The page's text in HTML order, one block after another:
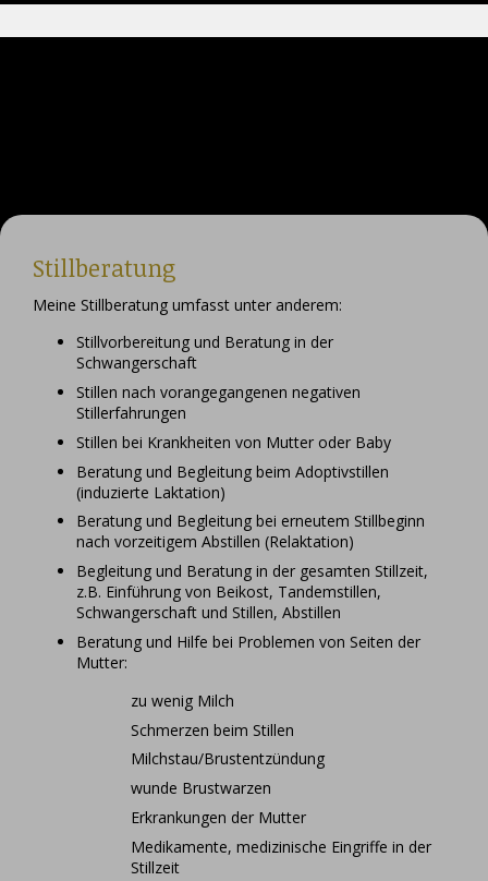
Stillberatung
Meine Stillberatung umfasst unter anderem:
Stillvorbereitung und Beratung in der
Schwangerschaft
Stillen nach vorangegangenen negativen
Stillerfahrungen
Stillen bei Krankheiten von Mutter oder Baby
Beratung und Begleitung beim Adoptivstillen
(induzierte Laktation)
Beratung und Begleitung bei erneutem Stillbeginn
nach vorzeitigem Abstillen (Relaktation)
Begleitung und Beratung in der gesamten Stillzeit,
z.B. Einführung von Beikost, Tandemstillen,
Schwangerschaft und Stillen, Abstillen
Beratung und Hilfe bei Problemen von Seiten der
Mutter:
zu wenig Milch
Schmerzen beim Stillen
Milchstau/Brustentzündung
wunde Brustwarzen
Erkrankungen der Mutter
Medikamente, medizinische Eingriffe in der
Stillzeit